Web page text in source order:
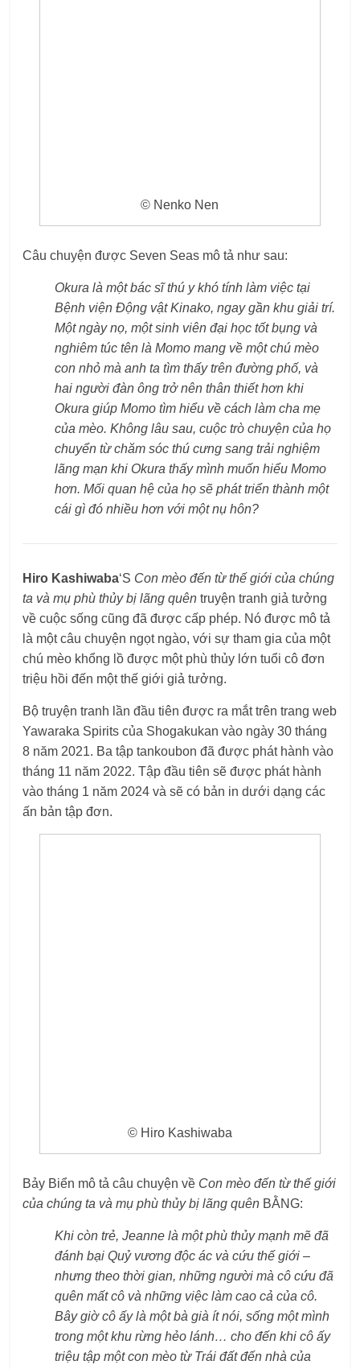
© Nenko Nen
Câu chuyện được Seven Seas mô tả như sau:
Okura là một bác sĩ thú y khó tính làm việc tại
Bệnh viện Động vật Kinako, ngay gần khu giải trí.
Một ngày nọ, một sinh viên đại học tốt bụng và
nghiêm túc tên là Momo mang về một chú mèo
con nhỏ mà anh ta tìm thấy trên đường phố, và
hai người đàn ông trở nên thân thiết hơn khi
Okura giúp Momo tìm hiểu về cách làm cha mẹ
của mèo. Không lâu sau, cuộc trò chuyện của họ
chuyển từ chăm sóc thú cưng sang trải nghiệm
lãng mạn khi Okura thấy mình muốn hiểu Momo
hơn. Mối quan hệ của họ sẽ phát triển thành một
cái gì đó nhiều hơn với một nụ hôn?
Hiro Kashiwaba‘S Con mèo đến từ thế giới của chúng
ta và mụ phù thủy bị lãng quên truyện tranh giả tưởng
về cuộc sống cũng đã được cấp phép. Nó được mô tả
là một câu chuyện ngọt ngào, với sự tham gia của một
chú mèo khổng lồ được một phù thủy lớn tuổi cô đơn
triệu hồi đến một thế giới giả tưởng.
Bộ truyện tranh lần đầu tiên được ra mắt trên trang web
Yawaraka Spirits của Shogakukan vào ngày 30 tháng
8 năm 2021. Ba tập tankoubon đã được phát hành vào
tháng 11 năm 2022. Tập đầu tiên sẽ được phát hành
vào tháng 1 năm 2024 và sẽ có bản in dưới dạng các
ấn bản tập đơn.
© Hiro Kashiwaba
Bảy Biển mô tả câu chuyện về Con mèo đến từ thế giới
của chúng ta và mụ phù thủy bị lãng quên BẰNG:
Khi còn trẻ, Jeanne là một phù thủy mạnh mẽ đã
đánh bại Quỷ vương độc ác và cứu thế giới –
nhưng theo thời gian, những người mà cô cứu đã
quên mất cô và những việc làm cao cả của cô.
Bây giờ cô ấy là một bà già ít nói, sống một mình
trong một khu rừng hẻo lánh… cho đến khi cô ấy
triệu tập một con mèo từ Trái đất đến nhà của